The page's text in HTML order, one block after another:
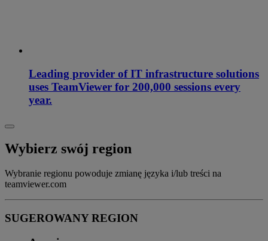
Leading provider of IT infrastructure solutions
uses TeamViewer for 200,000 sessions every
year.
Wybierz swój region
Wybranie regionu powoduje zmianę języka i/lub treści na
teamviewer.com
SUGEROWANY REGION